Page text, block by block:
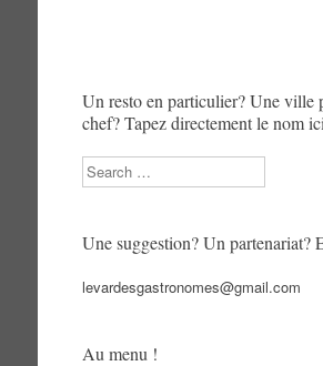
Un resto en particulier? Une ville
chef? Tapez directement le nom
Search
Une suggestion? Un partenariat?
levardesgastronomes@gmail.com
Au menu !